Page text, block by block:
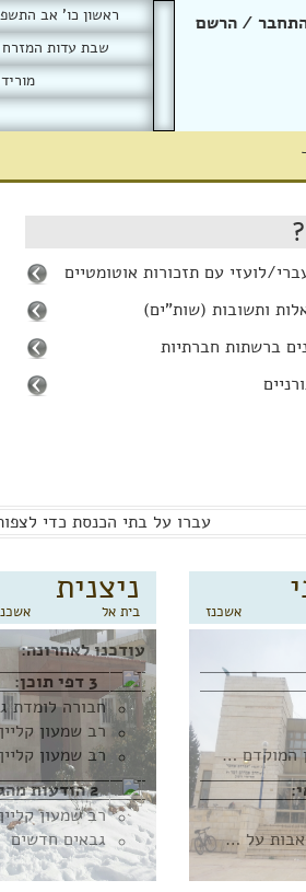
ראשון כו' אב התשפ''ו (09/
שבת עדות המזרח
/ הרשם
לועזי עם תזכורות אוטומטיים
ותשובות (שות"ים)
ברשתות חברתיות
עברו על בתי הכנסת כדי
אשכנז
זמני תפילות למניין המוקדם - קיץ תשע"ט
שיעור חדש! פרקי אבות על פי פירוש המהר"ל
ניצנית
בית אל
עודכנו לאחרונה:
3 דפי תוכן:
רב שמעון
2 הודעות מהגבאי:
רב שמעון
גבאים חדשים